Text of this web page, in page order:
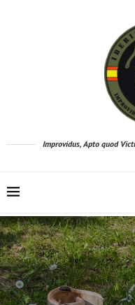
Improvidus, Apto quod